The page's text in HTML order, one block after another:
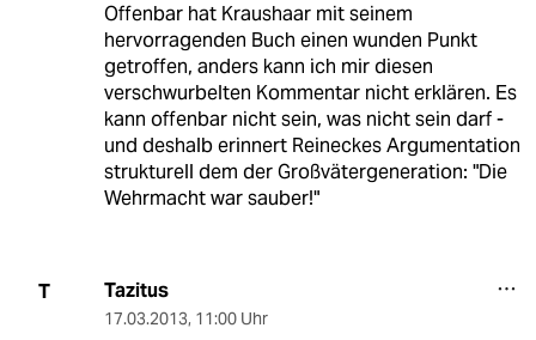
Offenbar hat Kraushaar mit seinem
hervorragenden Buch einen wunden Punkt
getroffen, anders kann ich mir diesen
verschwurbelten Kommentar nicht erklären. Es
kann offenbar nicht sein, was nicht sein darf -
und deshalb erinnert Reineckes Argumentation
strukturell dem der Großvätergeneration: "Die
Wehrmacht war sauber!"
T Tazitus
17.03.2013, 11:00 Uhr